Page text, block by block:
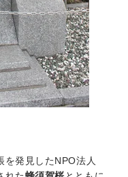
を発見したNPO法人